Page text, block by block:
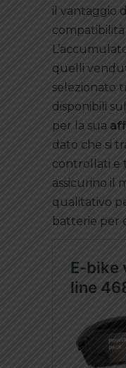
il vantaggio
quelli
selezionato
disponibili
per la sua
dato che si
controllati e
assicurino il
qualitativo
batterie per